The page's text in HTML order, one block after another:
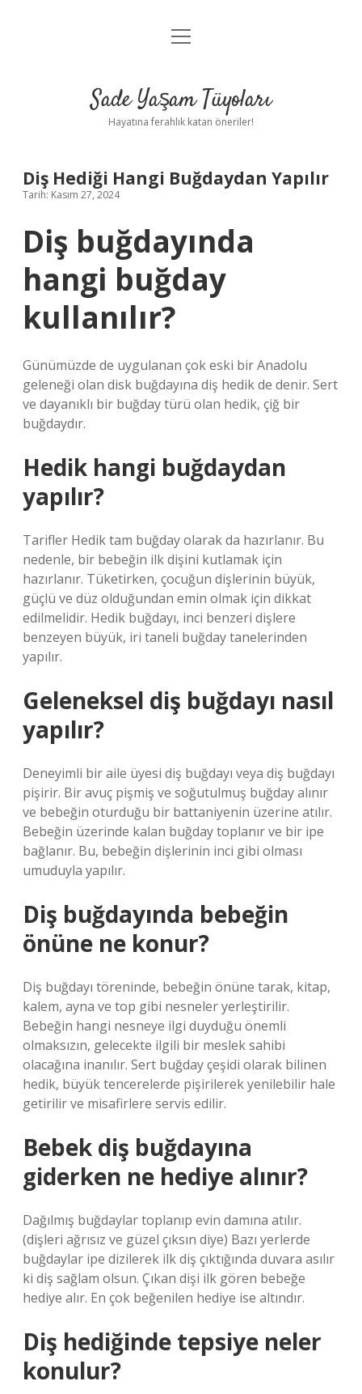
Anasayfa
Yasal Uyarı
menüyü
Sade Yaşam Tüyoları
Hayatına ferahlık katan öneriler!
Diş Hediği Hangi Buğdaydan Yapılır
Tarih: Kasım 27, 2024
Diş buğdayında
hangi buğday
kullanılır?
Günümüzde de uygulanan çok eski bir Anadolu
geleneği olan disk buğdayına diş hedik de denir. Sert
ve dayanıklı bir buğday türü olan hedik, çiğ bir
buğdaydır.
Hedik hangi buğdaydan
yapılır?
Tarifler Hedik tam buğday olarak da hazırlanır. Bu
nedenle, bir bebeğin ilk dişini kutlamak için
hazırlanır. Tüketirken, çocuğun dişlerinin büyük,
güçlü ve düz olduğundan emin olmak için dikkat
edilmelidir. Hedik buğdayı, inci benzeri dişlere
benzeyen büyük, iri taneli buğday tanelerinden
yapılır.
Geleneksel diş buğdayı nasıl
yapılır?
Deneyimli bir aile üyesi diş buğdayı veya diş buğdayı
pişirir. Bir avuç pişmiş ve soğutulmuş buğday alınır
ve bebeğin oturduğu bir battaniyenin üzerine atılır.
Bebeğin üzerinde kalan buğday toplanır ve bir ipe
bağlanır. Bu, bebeğin dişlerinin inci gibi olması
umuduyla yapılır.
Diş buğdayında bebeğin
önüne ne konur?
Diş buğdayı töreninde, bebeğin önüne tarak, kitap,
kalem, ayna ve top gibi nesneler yerleştirilir.
Bebeğin hangi nesneye ilgi duyduğu önemli
olmaksızın, gelecekte ilgili bir meslek sahibi
olacağına inanılır. Sert buğday çeşidi olarak bilinen
hedik, büyük tencerelerde pişirilerek yenilebilir hale
getirilir ve misafirlere servis edilir.
Bebek diş buğdayına
giderken ne hediye alınır?
Dağılmış buğdaylar toplanıp evin damına atılır.
(dişleri ağrısız ve güzel çıksın diye) Bazı yerlerde
buğdaylar ipe dizilerek ilk diş çıktığında duvara asılır
ki diş sağlam olsun. Çıkan dişi ilk gören bebeğe
hediye alır. En çok beğenilen hediye ise altındır.
Diş hediğinde tepsiye neler
konulur?